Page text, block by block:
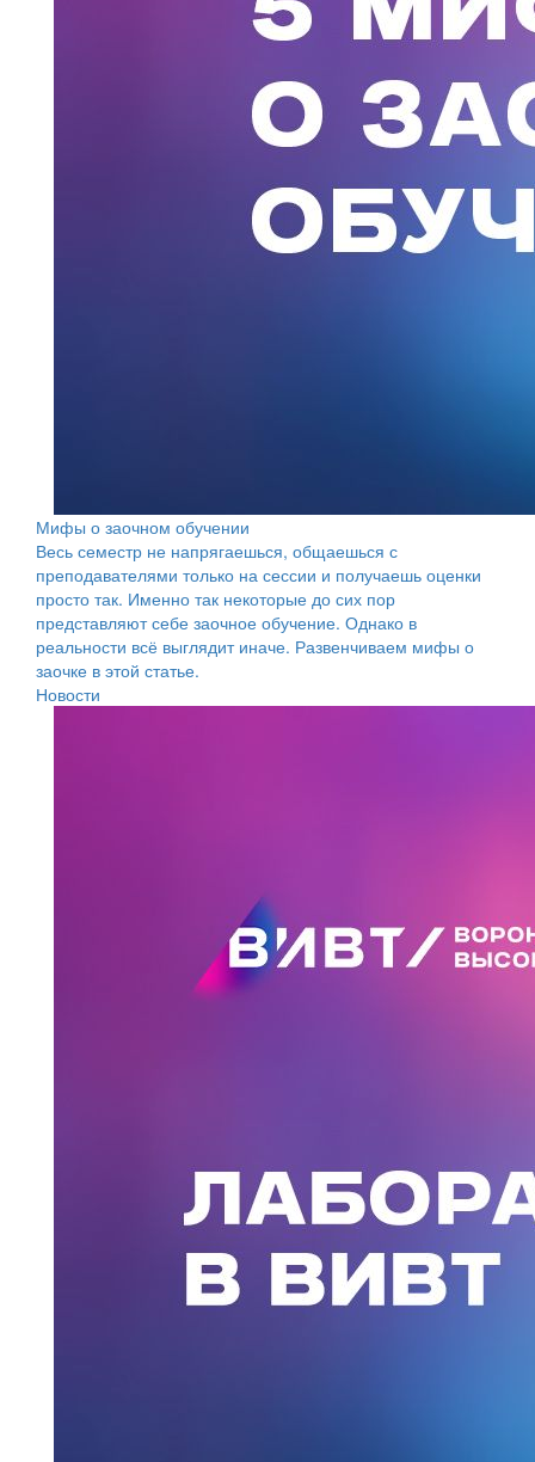
Мифы о заочном обучении
Весь семестр не напрягаешься, общаешься с
преподавателями только на сессии и получаешь оценки
просто так. Именно так некоторые до сих пор
представляют себе заочное обучение. Однако в
реальности всё выглядит иначе. Развенчиваем мифы о
заочке в этой статье.
Новости